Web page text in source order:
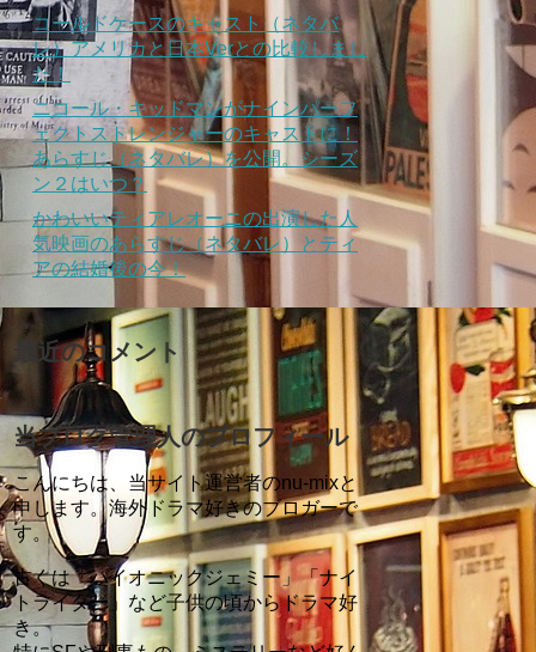
コールドケースのキャスト（ネタバ
レ）アメリカと日本Verとの比較しまし
た！
ニコール・キッドマンがナインパーフ
ェクトストレンジャーのキャストに！
あらすじ（ネタバレ）を公開。シーズ
ン２はいつ？
かわいいティアレオーニの出演した人
気映画のあらすじ（ネタバレ）とティ
アの結婚後の今！
最近のコメント
当ブログ管理人のプロフィール
こんにちは、当サイト運営者のnu-mixと
申します。海外ドラマ好きのブロガーで
す。
古くは「バイオニックジェミー」「ナイ
トライダー」など子供の頃からドラマ好
き。